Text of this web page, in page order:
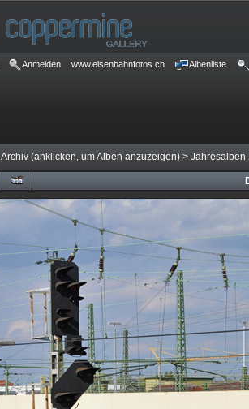
Anmelden www.eisenbahnfotos.ch Albenliste
Archiv (anklicken, um Alben anzuzeigen) > Jahresalben